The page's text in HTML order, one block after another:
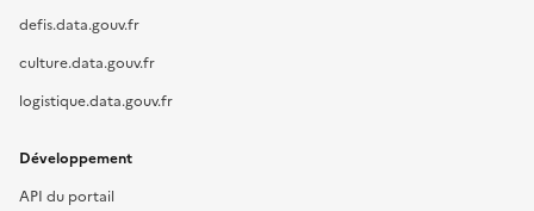
defis.data.gouv.fr
culture.data.gouv.fr
logistique.data.gouv.fr
Développement
API du portail